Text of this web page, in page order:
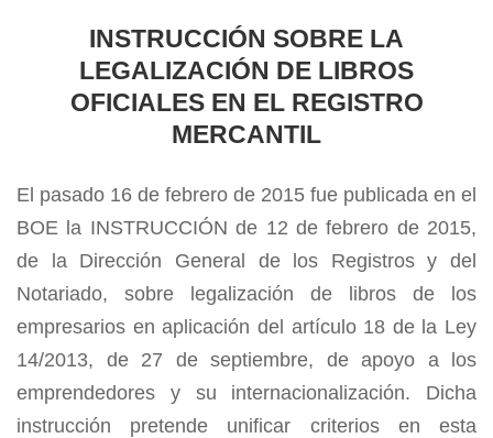
INSTRUCCIÓN SOBRE LA
LEGALIZACIÓN DE LIBROS
OFICIALES EN EL REGISTRO
MERCANTIL
El pasado 16 de febrero de 2015 fue publicada en el
BOE la INSTRUCCIÓN de 12 de febrero de 2015,
de la Dirección General de los Registros y del
Notariado, sobre legalización de libros de los
empresarios en aplicación del artículo 18 de la Ley
14/2013, de 27 de septiembre, de apoyo a los
emprendedores y su internacionalización. Dicha
instrucción pretende unificar criterios en esta